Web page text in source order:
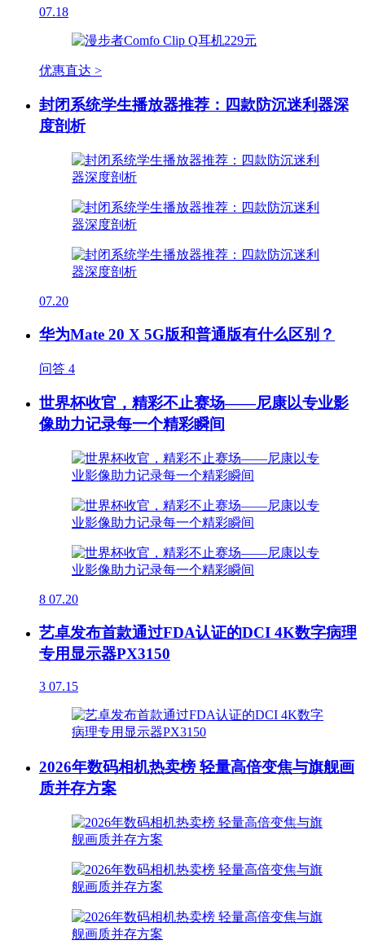
07.18
优惠直达 >
封闭系统学生播放器推荐：四款防沉迷利器深
度剖析
07.20
华为Mate 20 X 5G版和普通版有什么区别？
问答 4
世界杯收官，精彩不止赛场——尼康以专业影
像助力记录每一个精彩瞬间
8 07.20
艺卓发布首款通过FDA认证的DCI 4K数字病理
专用显示器PX3150
3 07.15
2026年数码相机热卖榜 轻量高倍变焦与旗舰画
质并存方案